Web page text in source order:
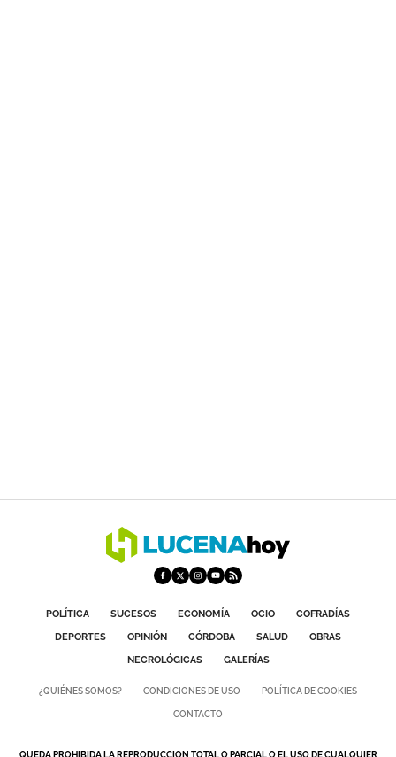
POLÍTICA SUCESOS ECONOMÍA OCIO
COFRADÍAS
DEPORTES
OPINIÓN CÓRDOBA SALUD
OBRAS
NECROLÓGICAS
GALERÍAS
¿QUIÉNES SOMOS? CONDICIONES DE USO POLÍTICA DE COOKIES
CONTACTO
QUEDA PROHIBIDA LA REPRODUCCION TOTAL O PARCIAL O EL USO DE CUALQUIER